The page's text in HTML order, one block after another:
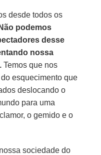
desde todos os
Não podemos
desse
nossa
Temos que nos
esquecimento que
deslocando o
para uma
o gemido e o
sociedade do